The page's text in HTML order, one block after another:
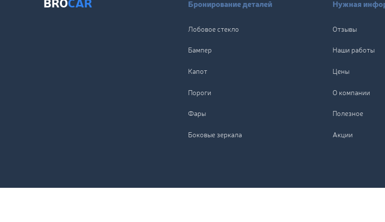
Бронирование деталей
Лобовое стекло
Бампер
Капот
Пороги
Фары
Боковые зеркала
Нужная
Отзывы
Наши работы
Цены
О компании
Полезное
Акции